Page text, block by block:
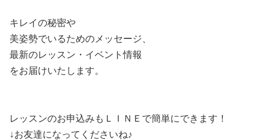
キレイの秘密や
美姿勢でいるためのメッセージ、
最新のレッスン・イベント情報
をお届けいたします。
レッスンのお申込みもＬＩＮＥで簡単にできます！
↓お友達になってくださいね♪